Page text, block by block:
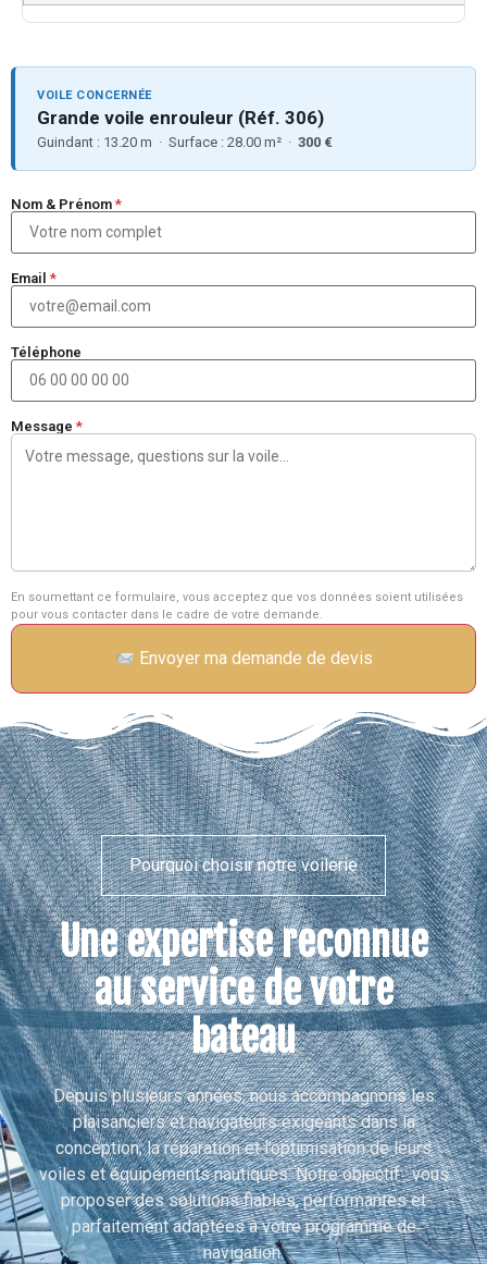
VOILE CONCERNÉE
Grande voile enrouleur (Réf. 306)
Guindant : 13.20 m · Surface : 28.00 m² · 300 €
Nom & Prénom *
Email *
Téléphone
Message *
En soumettant ce formulaire, vous acceptez que vos données soient utilisées
pour vous contacter dans le cadre de votre demande.
Envoyer ma demande de devis
Pourquoi choisir notre voilerie
Une expertise reconnue
au service de votre
bateau
Depuis plusieurs années, nous accompagnons les
plaisanciers et navigateurs exigeants dans la
conception, la réparation et l’optimisation de leurs
voiles et équipements nautiques. Notre objectif : vous
proposer des solutions fiables, performantes et
parfaitement adaptées à votre programme de
navigation.